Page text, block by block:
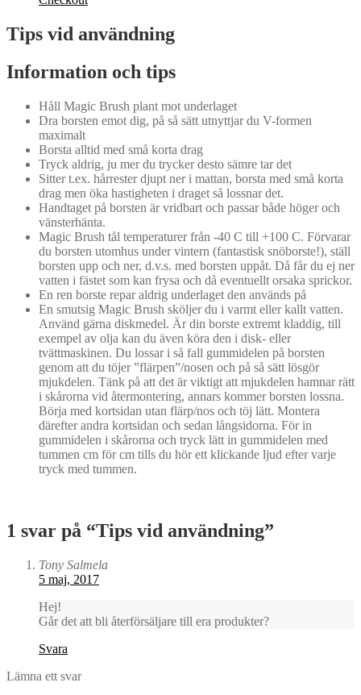
Tips vid användning
Information och tips
Håll Magic Brush plant mot underlaget
Dra borsten emot dig, på så sätt utnyttjar du V-formen
maximalt
Borsta alltid med små korta drag
Tryck aldrig, ju mer du trycker desto sämre tar det
Sitter t.ex. hårrester djupt ner i mattan, borsta med små korta
drag men öka hastigheten i draget så lossnar det.
Handtaget på borsten är vridbart och passar både höger och
vänsterhänta.
Magic Brush tål temperaturer från -40 C till +100 C. Förvarar
du borsten utomhus under vintern (fantastisk snöborste!), ställ
borsten upp och ner, d.v.s. med borsten uppåt. Då får du ej ner
vatten i fästet som kan frysa och då eventuellt orsaka sprickor.
En ren borste repar aldrig underlaget den används på
En smutsig Magic Brush sköljer du i varmt eller kallt vatten.
Använd gärna diskmedel. Är din borste extremt kladdig, till
exempel av olja kan du även köra den i disk- eller
tvättmaskinen. Du lossar i så fall gummidelen på borsten
genom att du töjer ”flärpen”/nosen och på så sätt lösgör
mjukdelen. Tänk på att det är viktigt att mjukdelen hamnar rätt
i skårorna vid återmontering, annars kommer borsten lossna.
Börja med kortsidan utan flärp/nos och töj lätt. Montera
därefter andra kortsidan och sedan långsidorna. För in
gummidelen i skårorna och tryck lätt in gummidelen med
tummen cm för cm tills du hör ett klickande ljud efter varje
tryck med tummen.
1 svar på “Tips vid användning”
Tony Salmela
5 maj, 2017
Hej!
Går det att bli återförsäljare till era produkter?
Svara
Lämna ett svar